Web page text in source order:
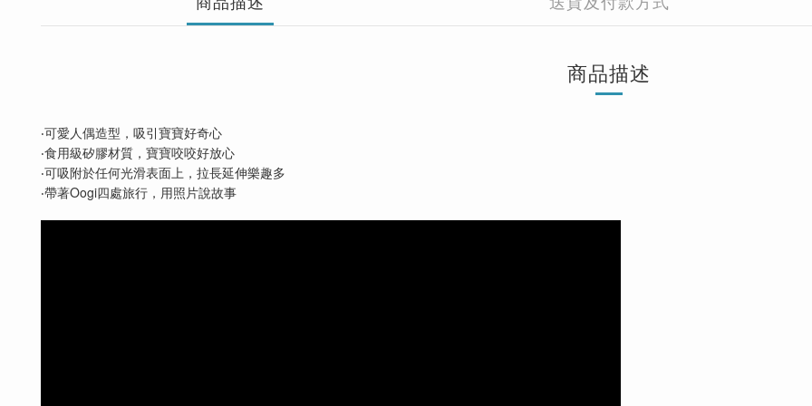
商品描述
‧可愛人偶造型，吸引寶寶好奇心
‧食用級矽膠材質，寶寶咬咬好放心
‧可吸附於任何光滑表面上，拉長延伸樂趣多
‧帶著Oogi四處旅行，用照片說故事